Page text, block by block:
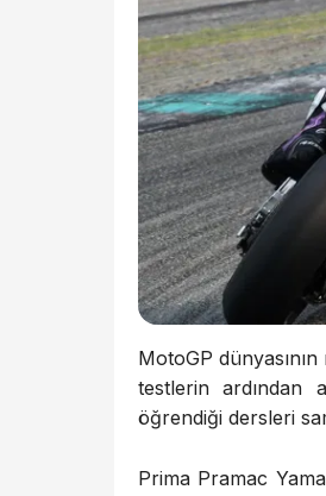
MotoGP
testlerin ardından
öğrendiği dersleri
Prima Pramac